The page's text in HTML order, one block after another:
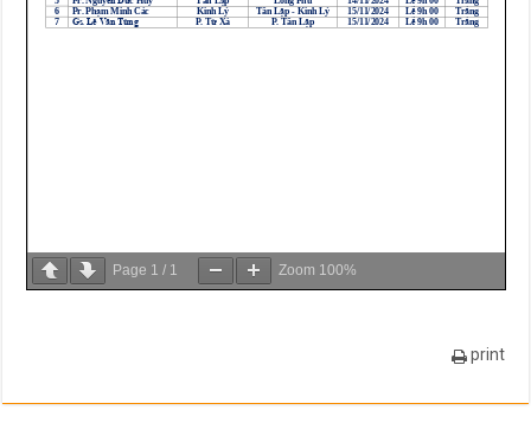
Page 1 / 1 Zoom 100%
print